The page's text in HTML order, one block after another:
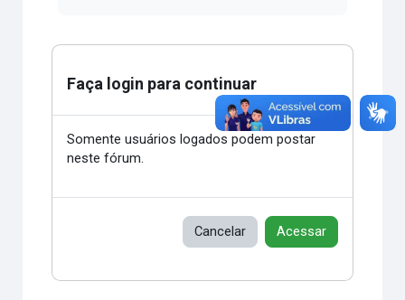
Faça login para continuar
Somente usuários logados podem postar
neste fórum.
Cancelar Acessar